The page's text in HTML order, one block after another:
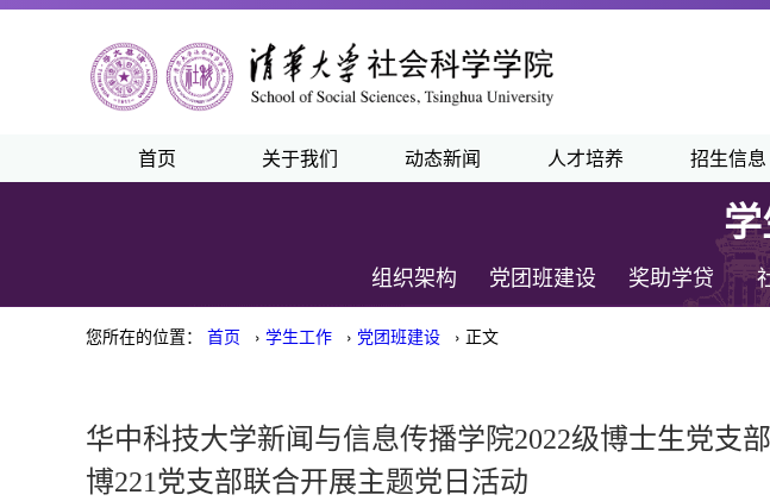
首页 关于我们 动态新闻 人才培养 招生信息
组织架构 党团班建设 奖助学贷
您所在的位置： 首页 › 学生工作 › 党团班建设 › 正文
华中科技大学新闻与信息传播学院2022级博士生党支
博221党支部联合开展主题党日活动